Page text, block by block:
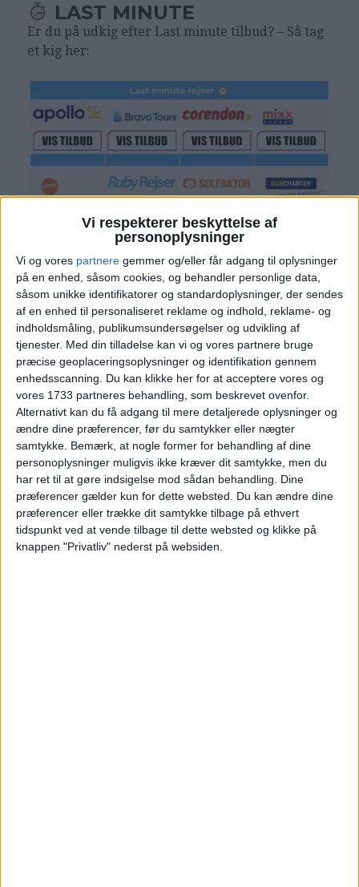
Vi respekterer beskyttelse af
personoplysninger
Vi og vores partnere gemmer og/eller får adgang til oplysninger
på en enhed, såsom cookies, og behandler personlige data,
såsom unikke identifikatorer og standardoplysninger, der sendes
af en enhed til personaliseret reklame og indhold, reklame- og
indholdsmåling, publikumsundersøgelser og udvikling af
tjenester. Med din tilladelse kan vi og vores partnere bruge
præcise geoplaceringsoplysninger og identifikation gennem
enhedsscanning. Du kan klikke her for at acceptere vores og
vores 1733 partneres behandling, som beskrevet ovenfor.
Alternativt kan du få adgang til mere detaljerede oplysninger og
ændre dine præferencer, før du samtykker eller nægter
samtykke. Bemærk, at nogle former for behandling af dine
personoplysninger muligvis ikke kræver dit samtykke, men du
har ret til at gøre indsigelse mod sådan behandling. Dine
præferencer gælder kun for dette websted. Du kan ændre dine
præferencer eller trække dit samtykke tilbage på ethvert
tidspunkt ved at vende tilbage til dette websted og klikke på
knappen "Privatliv" nederst på websiden.
LAST MINUTE
Er du på udkig efter Last minute tilbud? – Så tag
et kig her:
Læs videre efter Annoncen
Annonce
PRISOVERSIGT
BILLUND: 21. – 28. APR 25 (7 NÆTTER)